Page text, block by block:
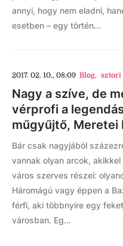
annyi, hogy nem eladni,
esetben – egy történ...
2017. 02. 10., 08:09 Blog, sztori
Nagy a szíve, de
vérprofi a
műgyűjtő, Meretei
Bár csak nagyjából
vannak olyan arcok,
város szerves részei:
Háromágú vagy éppen a
férfi, aki többnyire egy
városban. Eg...